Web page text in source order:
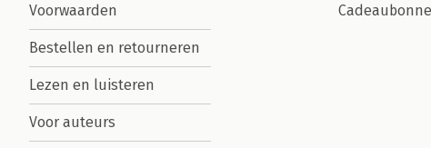
Voorwaarden
Bestellen en retourneren
Lezen en luisteren
Voor auteurs